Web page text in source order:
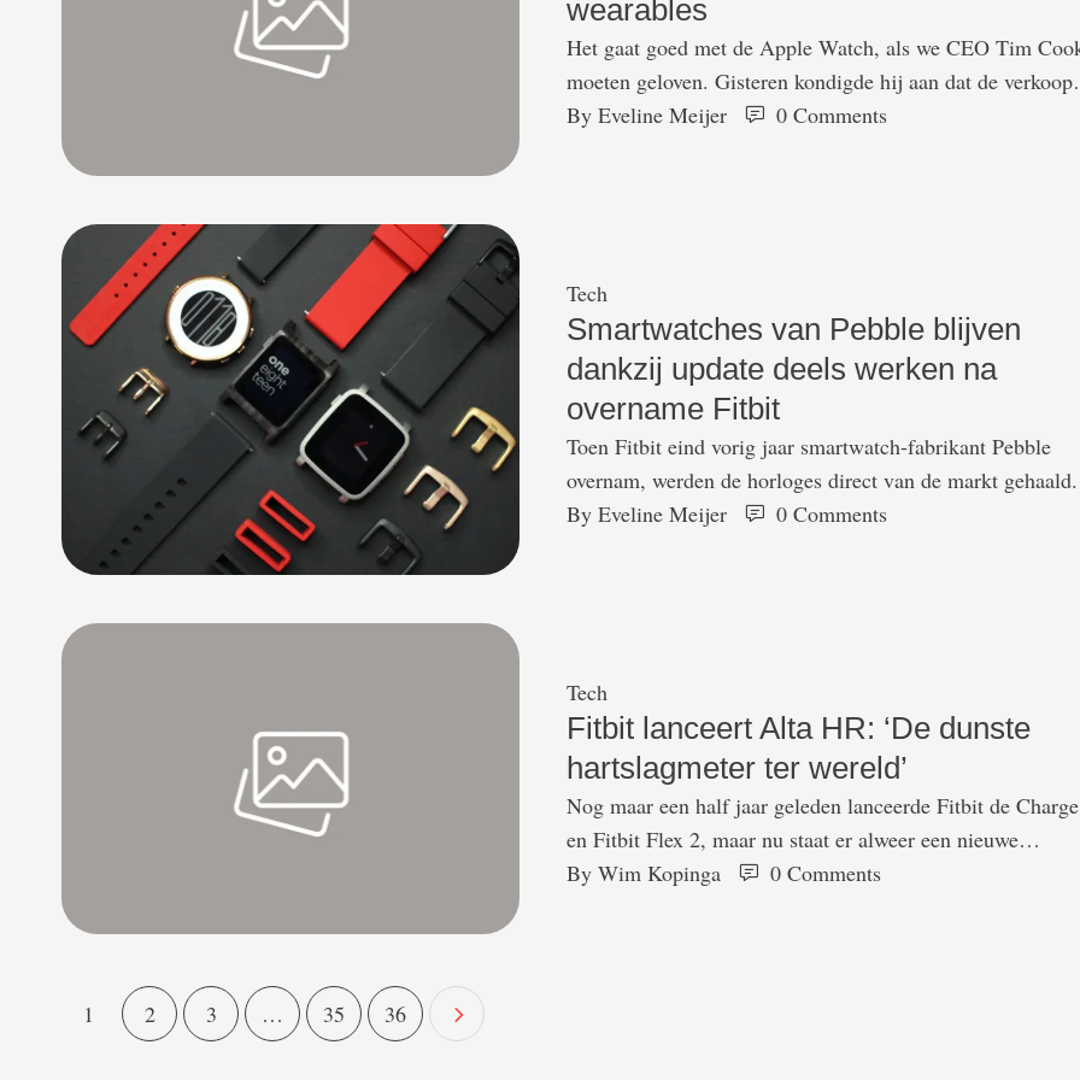
wearables
Het gaat goed met de Apple Watch, als we CEO Tim
moeten geloven. Gisteren kondigde hij aan dat de verkoop
van de smartwatch bijna verdubbeld is ten opzichte van
By Eveline Meijer 0 Comments
Tech
Smartwatches van Pebble blijven
dankzij update deels werken na
overname Fitbit
Toen Fitbit eind vorig jaar smartwatch-fabrikant Pebble
overnam, werden de horloges direct van de markt gehaald.
Eigenaren van de smartwatches kregen te horen dat ze wel
By Eveline Meijer 0 Comments
Tech
Fitbit lanceert Alta HR: ‘De dunste
hartslagmeter ter wereld’
Nog maar een half jaar geleden lanceerde Fitbit de
en Fitbit Flex 2, maar nu staat er alweer een nieuwe
fitnesstracker klaar: de Alta HR. Volgens de fabrikant gaat
By Wim Kopinga 0 Comments
1 2 3 … 35 36